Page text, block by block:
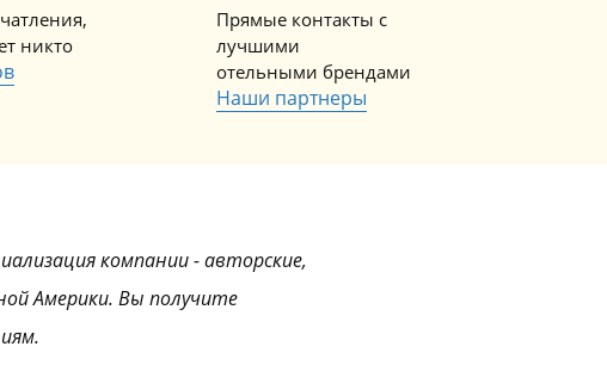
никто
Прямые контакты с
лучшими
отельными брендами
Наши партнеры
компании - авторские,
Америки. Вы получите